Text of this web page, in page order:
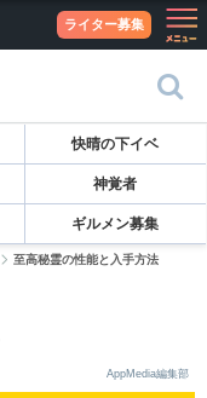
ライター募集
快晴の下イベ
神覚者
ギルメン募集
至高秘霊の性能と入手方法
AppMedia編集部